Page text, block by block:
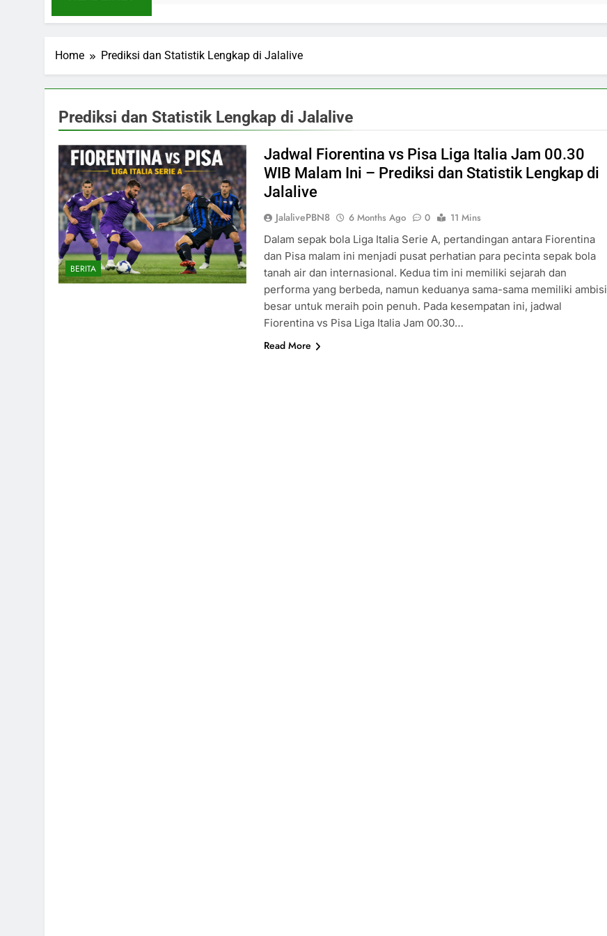
Home Prediksi dan Statistik Lengkap di Jalalive
Prediksi dan Statistik Lengkap di Jalalive
BERITA
Jadwal Fiorentina vs Pisa Liga Italia Jam 00.30
WIB Malam Ini – Prediksi dan Statistik Lengkap di
Jalalive
JalalivePBN8 6 Months Ago 0
11 Mins
Dalam sepak bola Liga Italia Serie A, pertandingan antara Fiorentina
dan Pisa malam ini menjadi pusat perhatian para pecinta sepak bola
tanah air dan internasional. Kedua tim ini memiliki sejarah dan
performa yang berbeda, namun keduanya sama-sama memiliki ambisi
besar untuk meraih poin penuh. Pada kesempatan ini, jadwal
Fiorentina vs Pisa Liga Italia Jam 00.30…
Read More